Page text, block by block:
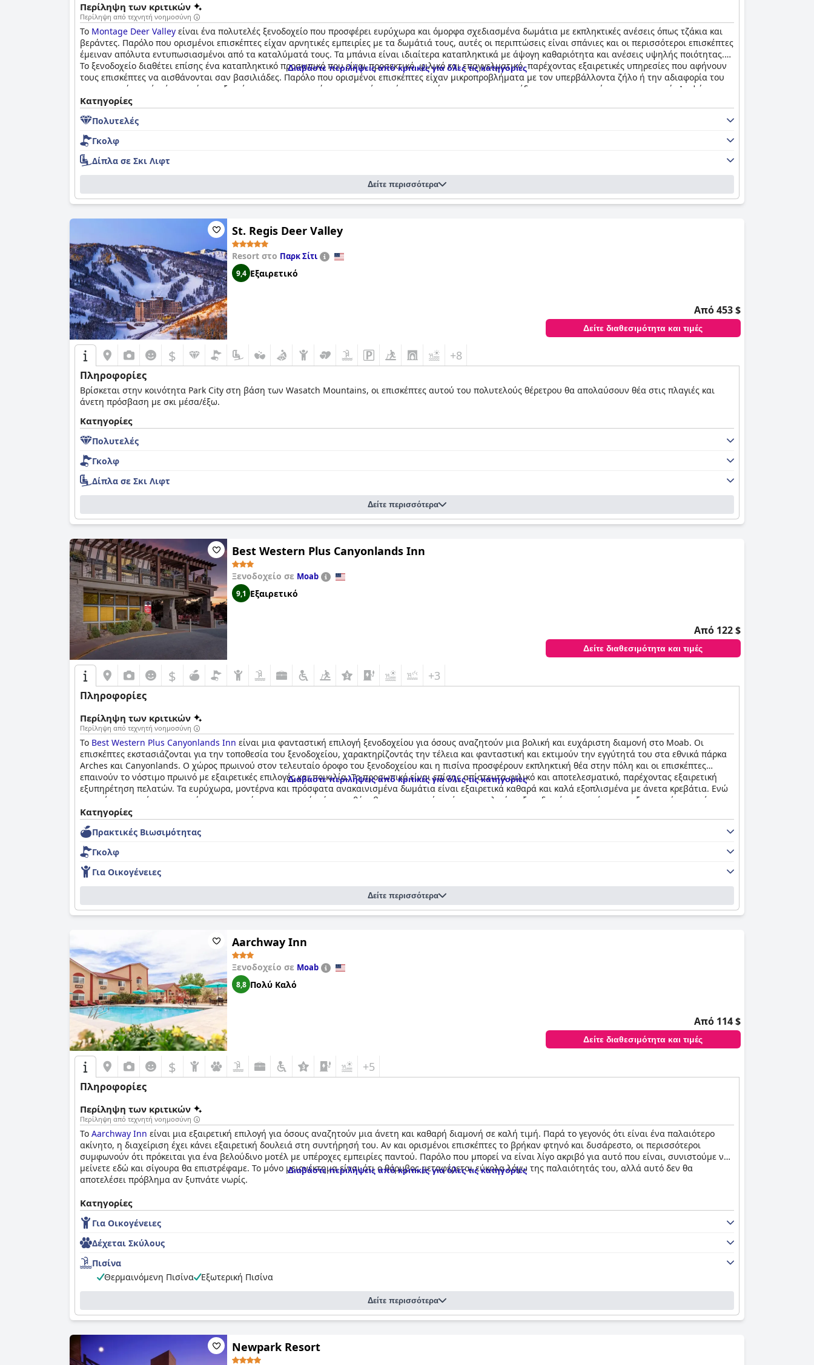
Περίληψη των κριτικών
Περίληψη από τεχνητή νοημοσύνη
Το Montage Deer Valley είναι ένα πολυτελές ξενοδοχείο που προσφέρει ευρύχωρα και όμορφα σχεδιασμένα δωμάτια με εκπληκτικές ανέσεις όπως τζάκια και
βεράντες. Παρόλο που ορισμένοι επισκέπτες είχαν αρνητικές εμπειρίες με τα δωμάτιά τους, αυτές οι περιπτώσεις είναι σπάνιες και οι περισσότεροι επισκέπτες
έμειναν απόλυτα εντυπωσιασμένοι από τα καταλύματά τους. Τα μπάνια είναι ιδιαίτερα καταπληκτικά με άψογη καθαριότητα και ανέσεις υψηλής ποιότητας.
Το ξενοδοχείο διαθέτει επίσης ένα καταπληκτικό προσωπικό που είναι προσεκτικό, φιλικό και επαγγελματικό, παρέχοντας εξαιρετικές υπηρεσίες που αφήνουν
τους επισκέπτες να αισθάνονται σαν βασιλιάδες. Παρόλο που ορισμένοι επισκέπτες είχαν μικροπροβλήματα με τον υπερβάλλοντα ζήλο ή την αδιαφορία του
προσωπικού, αυτές είναι σπάνιες εξαιρέσεις και οι περισσότεροι επισκέπτες ήταν ευγνώμονες για τη φροντίδα και την προσοχή του προσωπικού. Αν ψάχνετε
για μια πολυτελή, άνετη και αξέχαστη εμπειρία διακοπών, το
Διαβάστε περιλήψεις από κριτικές για όλες τις κατηγορίες
Κατηγορίες
Πολυτελές
Γκολφ
Δίπλα σε Σκι Λιφτ
Δείτε περισσότερα
St. Regis Deer Valley
Resort στο Παρκ Σίτι
9,4 Εξαιρετικό
Από 453 $
Δείτε διαθεσιμότητα και τιμές
$ +8
Πληροφορίες
Βρίσκεται στην κοινότητα Park City στη βάση των Wasatch Mountains, οι επισκέπτες αυτού του πολυτελούς θέρετρου θα απολαύσουν θέα στις πλαγιές και
άνετη πρόσβαση με σκι μέσα/έξω.
Κατηγορίες
Πολυτελές
Γκολφ
Δίπλα σε Σκι Λιφτ
Δείτε περισσότερα
Best Western Plus Canyonlands Inn
Ξενοδοχείο σε Moab
9,1 Εξαιρετικό
Από 122 $
Δείτε διαθεσιμότητα και τιμές
$ +3
Πληροφορίες
Περίληψη των κριτικών
Περίληψη από τεχνητή νοημοσύνη
Το Best Western Plus Canyonlands Inn είναι μια φανταστική επιλογή ξενοδοχείου για όσους αναζητούν μια βολική και ευχάριστη διαμονή στο Moab. Οι
επισκέπτες εκστασιάζονται για την τοποθεσία του ξενοδοχείου, χαρακτηρίζοντάς την τέλεια και φανταστική και εκτιμούν την εγγύτητά του στα εθνικά πάρκα
Arches και Canyonlands. Ο χώρος πρωινού στον τελευταίο όροφο του ξενοδοχείου και η πισίνα προσφέρουν εκπληκτική θέα στην πόλη και οι επισκέπτες
επαινούν το νόστιμο πρωινό με εξαιρετικές επιλογές και ποικιλία. Το προσωπικό είναι επίσης απίστευτα φιλικό και αποτελεσματικό, παρέχοντας εξαιρετική
εξυπηρέτηση πελατών. Τα ευρύχωρα, μοντέρνα και πρόσφατα ανακαινισμένα δωμάτια είναι εξαιρετικά καθαρά και καλά εξοπλισμένα με άνετα κρεβάτια. Ενώ
ορισμένοι επισκέπτες σημειώνουν μερικούς περιορισμούς, όπως ο θόρυβος και η μικρή πισίνα, συνολικά το ξενοδοχείο προσφέρει μια εξαιρετική εμπειρία για
τους επισκέπτες.
Διαβάστε περιλήψεις από κριτικές για όλες τις κατηγορίες
Κατηγορίες
Πρακτικές Bιωσιμότητας
Γκολφ
Για Οικογένειες
Δείτε περισσότερα
Aarchway Inn
Ξενοδοχείο σε Moab
8,8 Πολύ Καλό
Από 114 $
Δείτε διαθεσιμότητα και τιμές
$ +5
Πληροφορίες
Περίληψη των κριτικών
Περίληψη από τεχνητή νοημοσύνη
Το Aarchway Inn είναι μια εξαιρετική επιλογή για όσους αναζητούν μια άνετη και καθαρή διαμονή σε καλή τιμή. Παρά το γεγονός ότι είναι ένα παλαιότερο
ακίνητο, η διαχείριση έχει κάνει εξαιρετική δουλειά στη συντήρησή του. Αν και ορισμένοι επισκέπτες το βρήκαν φτηνό και δυσάρεστο, οι περισσότεροι
συμφωνούν ότι πρόκειται για ένα βελούδινο μοτέλ με υπέροχες εμπειρίες παντού. Παρόλο που μπορεί να είναι λίγο ακριβό για αυτό που είναι, συνιστούμε να
μείνετε εδώ και σίγουρα θα επιστρέφαμε. Το μόνο μειονέκτημα είναι ότι ο θόρυβος μεταφέρεται εύκολα λόγω της παλαιότητάς του, αλλά αυτό δεν θα
αποτελέσει πρόβλημα αν ξυπνάτε νωρίς.
Διαβάστε περιλήψεις από κριτικές για όλες τις κατηγορίες
Κατηγορίες
Για Οικογένειες
Δέχεται Σκύλους
Πισίνα
Θερμαινόμενη Πισίνα
Εξωτερική Πισίνα
Δείτε περισσότερα
Newpark Resort